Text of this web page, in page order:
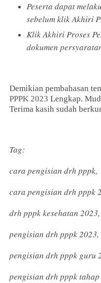
Peserta dapat
sebelum klik Akhiri
Klik Akhiri Proses
dokumen
Demikian pembahasan
PPPK 2023 Lengkap.
Terima kasih sudah
Tag:
cara pengisian drh pppk,
cara pengisian drh pppk
drh pppk kesehatan 2023,
pengisian drh pppk 2023,
pengisian drh pppk guru
pengisian drh pppk tahap